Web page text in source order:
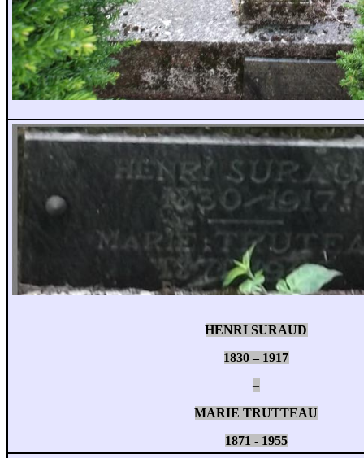
HENRI SURAUD
1830 – 1917
–
MARIE TRUTTEAU
1871 - 1955